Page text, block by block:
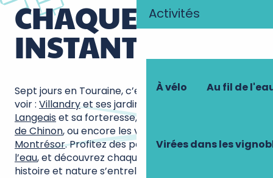
Activités
À vélo Au fil de
Virées dans les
CHAQUE
INSTANT
Sept jours en Touraine, c’est l’opportunité de tout
voir : Villandryet ses jardins époustouflants,
Langeaiset sa forteresse, les
de Chinon, ou encore les villages comme
Montrésor. Profitez des paysagesà véloousur
l’eau, et découvrez chaque recoin d’une région où
histoire et nature s’entrelacent.